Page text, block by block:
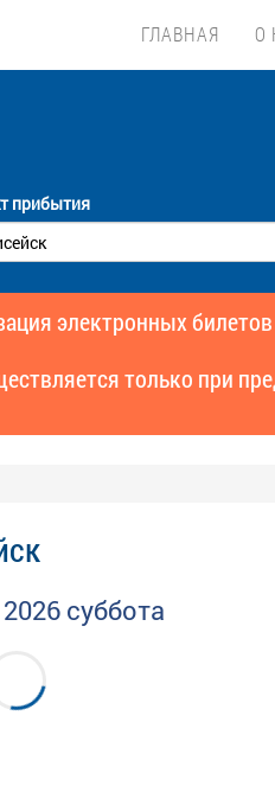
ГЛАВНАЯ О
прибытия
электронных
только при
2026 суббота